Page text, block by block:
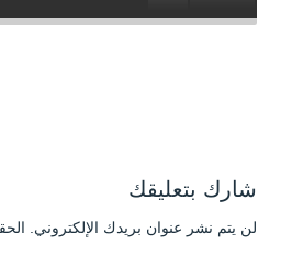
شارك بتعليقك
لن يتم نشر عنوان بريدك الإلكتروني.